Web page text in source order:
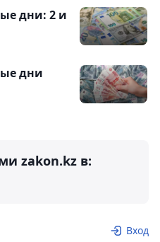
дни: 2 и
дни
zakon.kz в:
Вход